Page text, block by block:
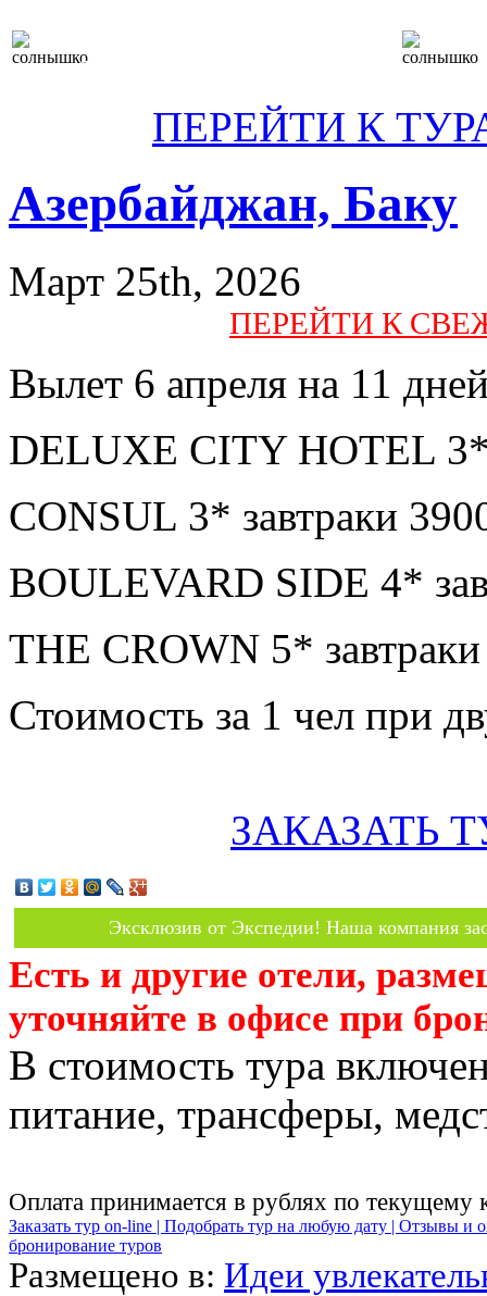
туры
ПЕРЕЙТИ К
Азербайджан, Баку
Март 25th, 2026
ПЕРЕЙТИ К
Вылет 6 апреля на 11
DELUXE CITY HOTEL 3*
CONSUL 3* завтраки
BOULEVARD SIDE 4*
THE CROWN 5*
Стоимость за 1 чел при
ЗАКАЗАТЬ
Эксклюзив от Экспедии! Наша компания
Есть и другие отели,
уточняйте в офисе при
В стоимость тура
питание, трансферы,
Оплата принимается в рублях по текущему
Заказать тур on-line | Подобрать тур на любую дату | Отзывы и
бронирование туров
Размещено в: Идеи